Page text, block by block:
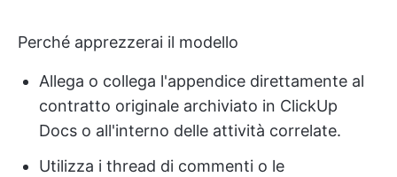
Perché apprezzerai il modello
Allega o collega l'appendice direttamente al
contratto originale archiviato in ClickUp
Docs o all'interno delle attività correlate.
Utilizza i thread di commenti o le